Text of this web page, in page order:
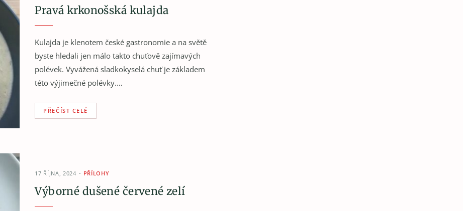
Pravá krkonošská kulajda
Kulajda je klenotem české gastronomie a na světě
byste hledali jen málo takto chuťově zajímavých
polévek. Vyvážená sladkokyselá chuť je základem
této výjimečné polévky.…
PŘEČÍST CELÉ
17 ŘÍJNA, 2024 PŘÍLOHY
Výborné dušené červené zelí